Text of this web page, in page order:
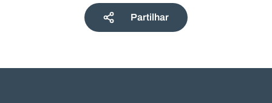
Partilhar